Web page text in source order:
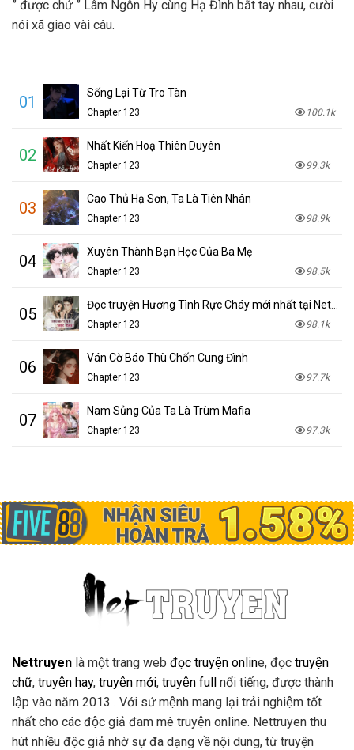
” được chứ ” Lâm Ngôn Hy cùng Hạ Đình bắt tay nhau, cười
nói xã giao vài câu.
01 Sống Lại Từ Tro Tàn
Chapter 123 100.1k
02 Nhất Kiến Hoạ Thiên Duyên
Chapter 123 99.3k
03 Cao Thủ Hạ Sơn, Ta Là Tiên Nhân
Chapter 123 98.9k
04 Xuyên Thành Bạn Học Của Ba Mẹ
Chapter 123 98.5k
05 Đọc truyện Hương Tình Rực Cháy mới nhất tại NetTruyen
Chapter 123 98.1k
06 Ván Cờ Báo Thù Chốn Cung Đình
Chapter 123 97.7k
07 Nam Sủng Của Ta Là Trùm Mafia
Chapter 123 97.3k
Nettruyen là một trang web đọc truyện online, đọc truyện
chữ, truyện hay, truyện mới, truyện full nổi tiếng, được thành
lập vào năm 2013 . Với sứ mệnh mang lại trải nghiệm tốt
nhất cho các độc giả đam mê truyện online. Nettruyen thu
hút nhiều độc giả nhờ sự đa dạng về nội dung, từ truyện